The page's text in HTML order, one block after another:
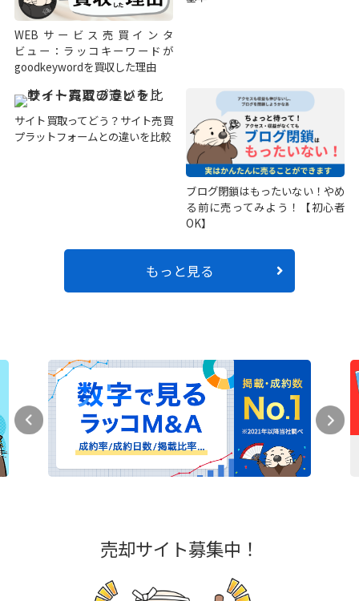
WEBサービス売買インタ
ビュー：ラッコキーワードが
goodkeywordを買収した理由
サイト買取ってどう？サイト売買
プラットフォームとの違いを比較
ブログ閉鎖はもったいない！やめ
る前に売ってみよう！【初心者
OK】
もっと見る
売却サイト募集中！